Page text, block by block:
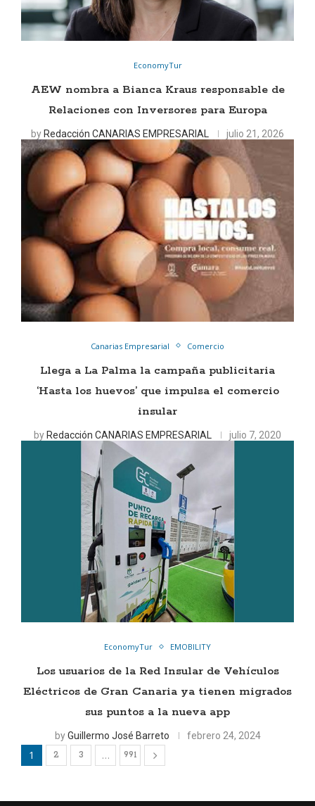
EconomyTur
AEW nombra a Bianca Kraus responsable de
Relaciones con Inversores para Europa
by Redacción CANARIAS EMPRESARIAL julio 21, 2026
Canarias Empresarial Comercio
Llega a La Palma la campaña publicitaria
‘Hasta los huevos’ que impulsa el comercio
insular
byRedacción CANARIAS EMPRESARIAL julio 7, 2020
EconomyTur EMOBILITY
Los usuarios de la Red Insular de Vehículos
Eléctricos de Gran Canaria ya tienen migrados
sus puntos a la nueva app
byGuillermo José Barreto febrero 24, 2024
1 2 3 … 991